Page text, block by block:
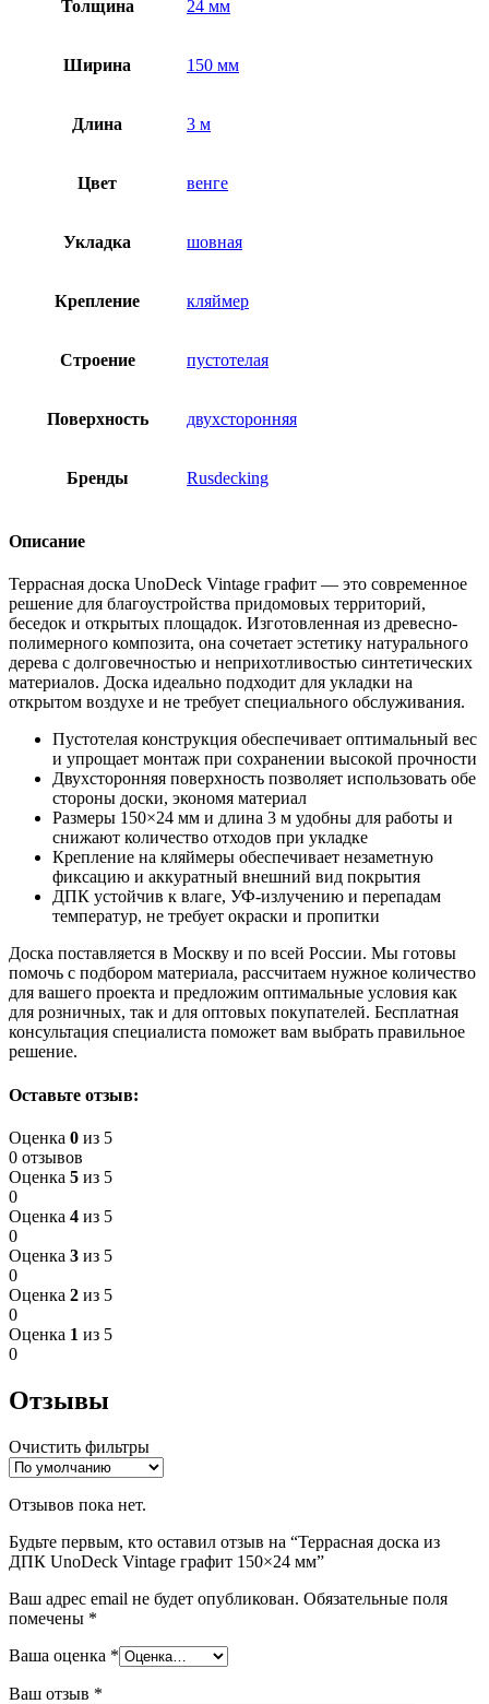
Толщина 24 мм
Ширина 150 мм
Длина 3 м
Цвет венге
Укладка шовная
Крепление кляймер
Строение пустотелая
Поверхность двухсторонняя
Бренды Rusdecking
Описание
Террасная доска UnoDeck Vintage графит — это современное
решение для благоустройства придомовых территорий,
беседок и открытых площадок. Изготовленная из древесно-
полимерного композита, она сочетает эстетику натурального
дерева с долговечностью и неприхотливостью синтетических
материалов. Доска идеально подходит для укладки на
открытом воздухе и не требует специального обслуживания.
Пустотелая конструкция обеспечивает оптимальный вес
и упрощает монтаж при сохранении высокой прочности
Двухсторонняя поверхность позволяет использовать обе
стороны доски, экономя материал
Размеры 150×24 мм и длина 3 м удобны для работы и
снижают количество отходов при укладке
Крепление на кляймеры обеспечивает незаметную
фиксацию и аккуратный внешний вид покрытия
ДПК устойчив к влаге, УФ-излучению и перепадам
температур, не требует окраски и пропитки
Доска поставляется в Москву и по всей России. Мы готовы
помочь с подбором материала, рассчитаем нужное количество
для вашего проекта и предложим оптимальные условия как
для розничных, так и для оптовых покупателей. Бесплатная
консультация специалиста поможет вам выбрать правильное
решение.
Оставьте отзыв:
Оценка 0 из 5
0 отзывов
Оценка 5 из 5
0
Оценка 4 из 5
0
Оценка 3 из 5
0
Оценка 2 из 5
0
Оценка 1 из 5
0
Отзывы
Очистить фильтры
Отзывов пока нет.
Будьте первым, кто оставил отзыв на “Террасная доска из
ДПК UnoDeck Vintage графит 150×24 мм”
Ваш адрес email не будет опубликован. Обязательные поля
помечены *
Ваша оценка *
Ваш отзыв *